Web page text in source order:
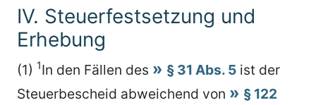
IV. Steuerfestsetzung und
Erhebung
(1) 1In den Fällen des § 31 Abs. 5 ist der
Steuerbescheid abweichend von
§ 122